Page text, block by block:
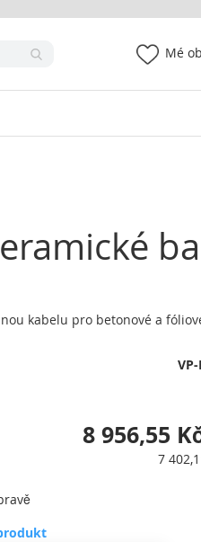
Mé
kabelu pro betonové a
8 956,55
7